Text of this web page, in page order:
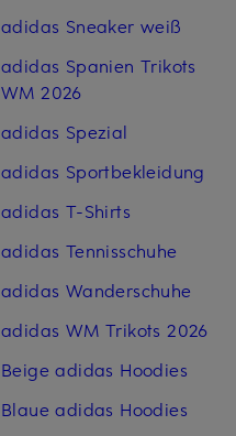
adidas Sneaker weiß
adidas Spanien Trikots
WM 2026
adidas Spezial
adidas Sportbekleidung
adidas T-Shirts
adidas Tennisschuhe
adidas Wanderschuhe
adidas WM Trikots 2026
Beige adidas Hoodies
Blaue adidas Hoodies